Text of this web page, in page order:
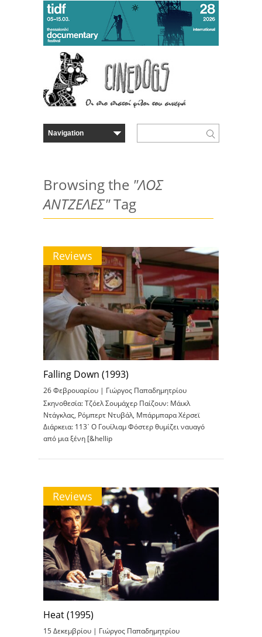
Browsing the "ΛΟΣ
ΑΝΤΖΕΛΕΣ"Tag
Reviews
Falling Down (1993)
26 Φεβρουαρίου | Γιώργος Παπαδημητρίου
Σκηνοθεσία: Τζόελ Σουμάχερ Παίζουν: Μάικλ
Ντάγκλας, Ρόμπερτ Ντυβάλ, Μπάρμπαρα Χέρσεϊ
Διάρκεια: 113᾽ O Γουίλιαμ Φόστερ θυμίζει ναυαγό
από μια ξένη [&hellip
Reviews
Heat (1995)
15 Δεκεμβρίου | Γιώργος Παπαδημητρίου